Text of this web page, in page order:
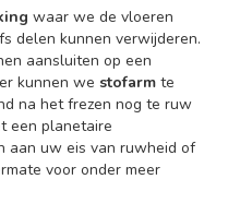
waar we de vloeren
delen kunnen verwijderen.
aansluiten op een
kunnen we stofarm te
na het frezen nog te ruw
een planetaire
aan uw eis van ruwheid of
voor onder meer